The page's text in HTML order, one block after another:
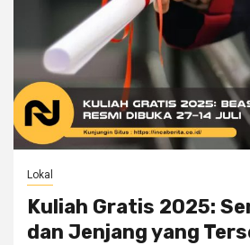
Lokal
Kuliah Gratis 2025:
dan Jenjang yang